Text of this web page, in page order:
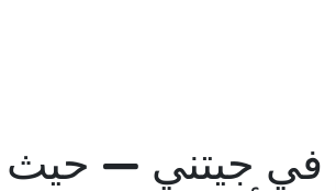
في جيتني — حيث